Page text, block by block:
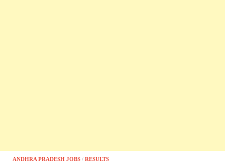
ANDHRA PRADESH JOBS / RESULTS